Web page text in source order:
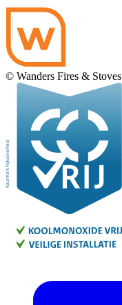
© Wanders Fires & Stoves